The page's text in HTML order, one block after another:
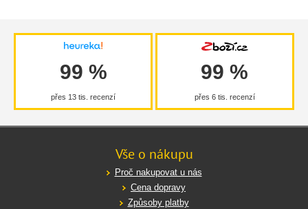
99 %
přes 13 tis. recenzí
99 %
přes 6 tis. recenzí
Vše o nákupu
Proč nakupovat u nás
Cena dopravy
Způsoby platby